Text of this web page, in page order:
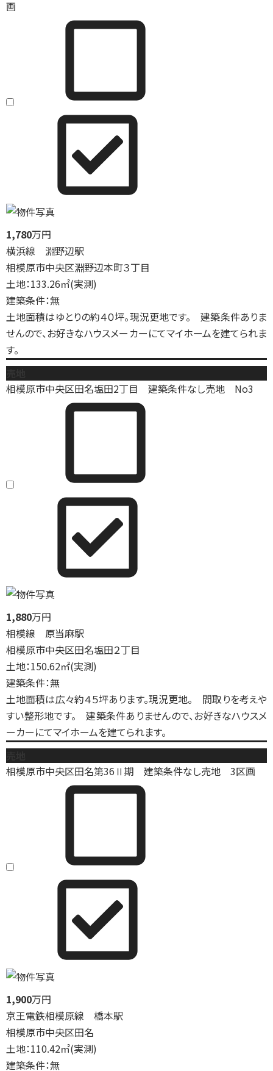
画
1,780万円
横浜線 淵野辺駅
相模原市中央区淵野辺本町３丁目
土地：133.26㎡(実測)
建築条件：無
土地面積はゆとりの約４０坪。現況更地です。 建築条件ありま
せんので、お好きなハウスメーカーにてマイホームを建てられま
す。
相模原市中央区田名塩田2丁目 建築条件なし売地 No3
1,880万円
相模線 原当麻駅
相模原市中央区田名塩田２丁目
土地：150.62㎡(実測)
建築条件：無
土地面積は広々約４５坪あります。現況更地。 間取りを考えや
すい整形地です。 建築条件ありませんので、お好きなハウスメ
ーカーにてマイホームを建てられます。
相模原市中央区田名第36Ⅱ期 建築条件なし売地 3区画
1,900万円
京王電鉄相模原線 橋本駅
相模原市中央区田名
土地：110.42㎡(実測)
建築条件：無